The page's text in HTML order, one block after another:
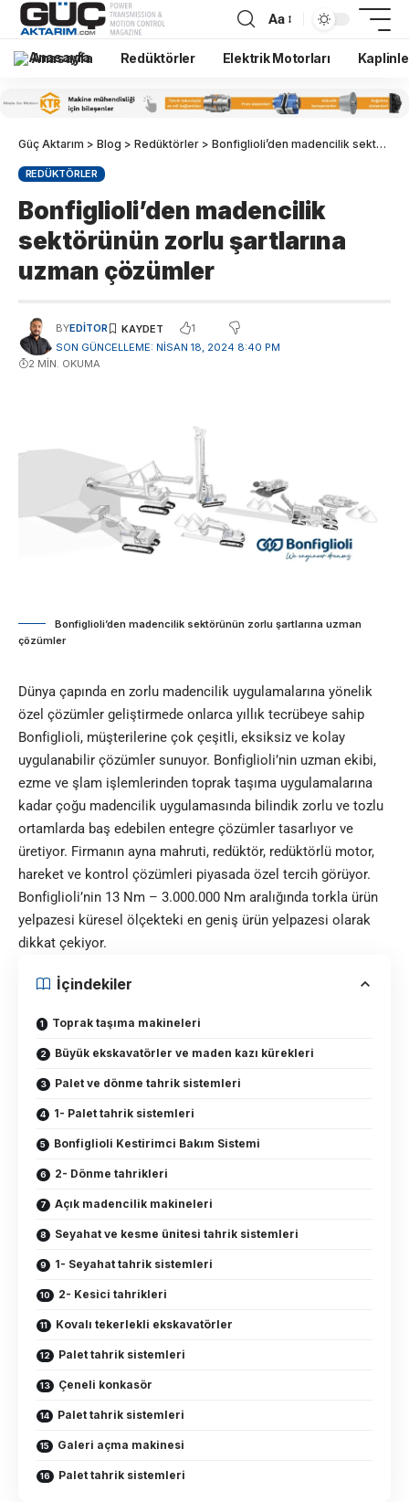
Aa
Anasayfa Redüktörler Elektrik Motorları
Güç Aktarım > Blog > Redüktörler > Bonfiglioli’den madencilik sektörünün zorlu şartlarına uzman çözümler
REDÜKTÖRLER
Bonfiglioli’den madencilik
sektörünün zorlu şartlarına
uzman çözümler
SON GÜNCELLEME: NISAN 18, 2024 8:40 PM
BYEDITOR 1
2 MIN. OKUMA
Bonfiglioli’den madencilik sektörünün zorlu şartlarına uzman
çözümler
Dünya çapında en zorlu madencilik uygulamalarına yönelik
özel çözümler geliştirmede onlarca yıllık tecrübeye sahip
Bonfiglioli, müşterilerine çok çeşitli, eksiksiz ve kolay
uygulanabilir çözümler sunuyor. Bonfiglioli’nin uzman ekibi,
ezme ve şlam işlemlerinden toprak taşıma uygulamalarına
kadar çoğu madencilik uygulamasında bilindik zorlu ve tozlu
ortamlarda baş edebilen entegre çözümler tasarlıyor ve
üretiyor. Firmanın ayna mahruti, redüktör, redüktörlü motor,
hareket ve kontrol çözümleri piyasada özel tercih görüyor.
Bonfiglioli’nin 13 Nm – 3.000.000 Nm aralığında torkla ürün
yelpazesi küresel ölçekteki en geniş ürün yelpazesi olarak
dikkat çekiyor.
İçindekiler
Toprak taşıma makineleri
Büyük ekskavatörler ve maden kazı kürekleri
Palet ve dönme tahrik sistemleri
1- Palet tahrik sistemleri
Bonfiglioli Kestirimci Bakım Sistemi
2- Dönme tahrikleri
Açık madencilik makineleri
Seyahat ve kesme ünitesi tahrik sistemleri
1- Seyahat tahrik sistemleri
2- Kesici tahrikleri
Kovalı tekerlekli ekskavatörler
Palet tahrik sistemleri
Çeneli konkasör
Palet tahrik sistemleri
Galeri açma makinesi
Palet tahrik sistemleri